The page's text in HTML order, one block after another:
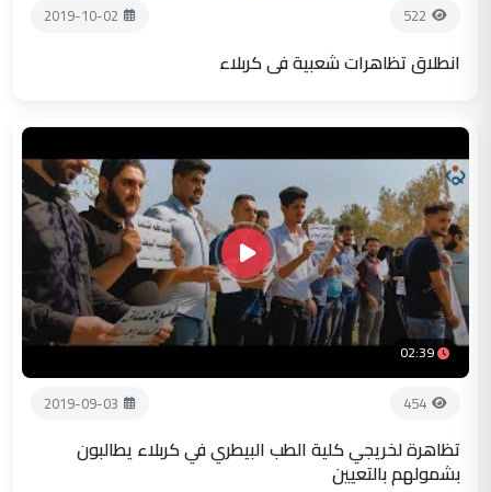
522
2019-10-02
انطلاق تظاهرات شعبية في كربلاء
02:39
454
2019-09-03
تظاهرة لخريجي كلية الطب البيطري في كربلاء يطالبون
بشمولهم بالتعيين